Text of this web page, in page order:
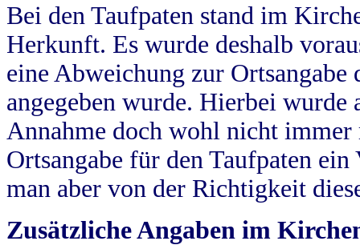
Bei den Taufpaten stand im
Herkunft. Es wurde deshalb
eine Abweichung zur
angegeben wurde. Hierbei wurde
Annahme doch wohl nicht
Ortsangabe für den Taufpaten
man aber von der Richtigkeit
Zusätzliche Angaben im